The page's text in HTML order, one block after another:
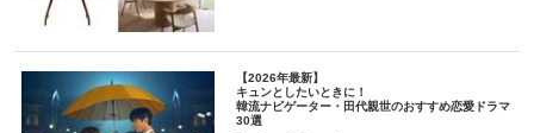
【2026年最新】
キュンとしたいときに！
韓流ナビゲーター・田代親世のおすすめ恋愛ドラマ
30選